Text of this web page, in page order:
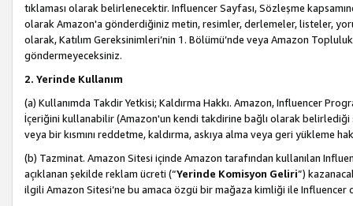
tıklaması olarak belirlenecektir. Influencer Sayfası, Sözleşme
olarak Amazon'a gönderdiğiniz metin, resimler, derlemeler, listeler,
olarak, Katılım Gereksinimleri’nin 1. Bölümü’nde veya Amazon
göndermeyeceksiniz.
2. Yerinde Kullanım
(a) Kullanımda Takdir Yetkisi; Kaldırma Hakkı. Amazon, Influencer
İçeriğini kullanabilir (Amazon'un kendi takdirine bağlı olarak belirlediği
veya bir kısmını reddetme, kaldırma, askıya alma veya geri yükleme
(b) Tazminat. Amazon Sitesi içinde Amazon tarafından kullanılan
açıklanan şekilde reklam ücreti (“Yerinde Komisyon Geliri”)
ilgili Amazon Sitesi’ne bu amaca özgü bir mağaza kimliği ile Influencer